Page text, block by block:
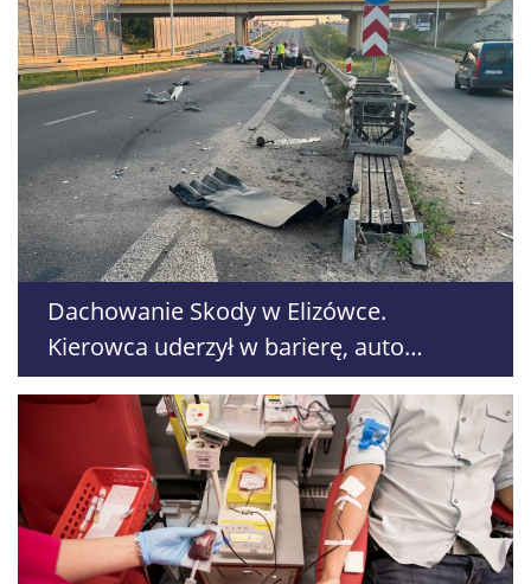
Dachowanie Skody w Elizówce.
Kierowca uderzył w barierę, auto
przewróciło się na dach